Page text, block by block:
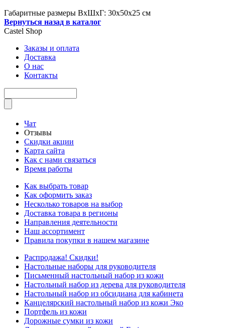
Габаритные размеры ВхШхГ: 30x50x25 см
Вернуться назад в каталог
Castel Shop
Заказы и оплата
Доставка
О нас
Контакты
Чат
Отзывы
Скидки акции
Карта сайта
Как с нами связаться
Время работы
Как выбрать товар
Как оформить заказ
Несколько товаров на выбор
Доставка товара в регионы
Направления деятельности
Наш ассортимент
Правила покупки в нашем магазине
Распродажа! Скидки!
Настольные наборы для руководителя
Письменный настольный набор из кожи
Настольный набор из дерева для руководителя
Настольный набор из обсидиана для кабинета
Канцелярский настольный набор из кожи Эко
Портфель из кожи
Дорожные сумки из кожи